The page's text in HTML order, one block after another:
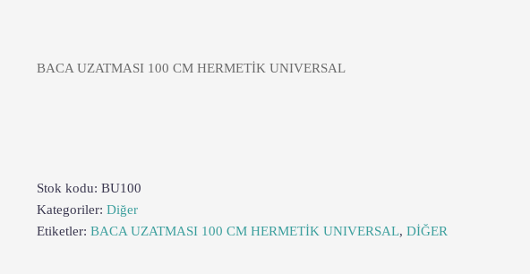
BACA UZATMASI 100 CM HERMETİK UNIVERSAL
Stok kodu: BU100
Kategoriler: Diğer
Etiketler: BACA UZATMASI 100 CM HERMETİK UNIVERSAL, DİĞER